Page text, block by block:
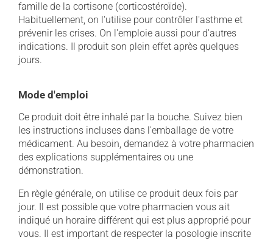
famille de la cortisone (corticostéroïde).
Habituellement, on l'utilise pour contrôler l'asthme et
prévenir les crises. On l'emploie aussi pour d'autres
indications. Il produit son plein effet après quelques
jours.
Mode d'emploi
Ce produit doit être inhalé par la bouche. Suivez bien
les instructions incluses dans l'emballage de votre
médicament. Au besoin, demandez à votre pharmacien
des explications supplémentaires ou une
démonstration.
En règle générale, on utilise ce produit deux fois par
jour. Il est possible que votre pharmacien vous ait
indiqué un horaire différent qui est plus approprié pour
vous. Il est important de respecter la posologie inscrite